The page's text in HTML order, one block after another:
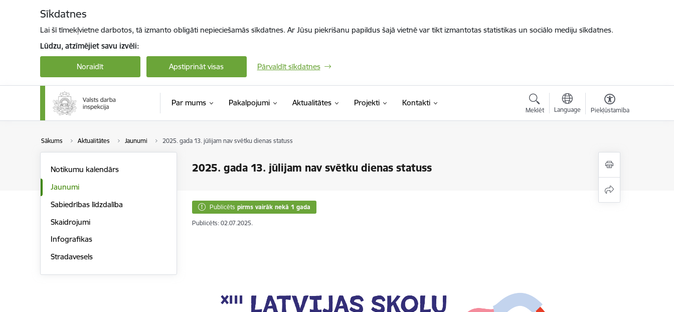
Sīkdatnes
Lai šī tīmekļvietne darbotos, tā izmanto obligāti nepieciešamās sīkdatnes. Ar Jūsu piekrišanu papildus šajā vietnē var tikt izmantotas statistikas un sociālo mediju sīkdatnes.
Lūdzu, atzīmējiet savu izvēli:
Noraidīt Apstiprināt visas Pārvaldīt sīkdatnes
Par mums Pakalpojumi Aktualitātes Projekti Kontakti
Meklēt Language Piekļūstamība
Sākums Aktualitātes Jaunumi 2025. gada 13. jūlijam nav svētku dienas statuss
2025. gada 13. jūlijam nav svētku dienas statuss
Notikumu kalendārs
Jaunumi
Sabiedrības līdzdalība
Skaidrojumi
Infografikas
Stradavesels
Publicēts pirms vairāk nekā 1 gada
Publicēts: 02.07.2025.